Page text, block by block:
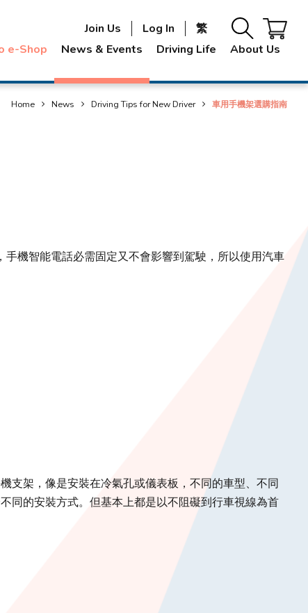
e-Shop News & Events Driving Life About Us
Join Us Log In 繁
Home News Driving Tips for New Driver 車用手機架選購指南
機智能電話必需固定又不會影響到駕駛，所以使用汽車
支架，像是安裝在冷氣孔或儀表板，不同的車型、不同
同的安裝方式。但基本上都是以不阻礙到行車視線為首